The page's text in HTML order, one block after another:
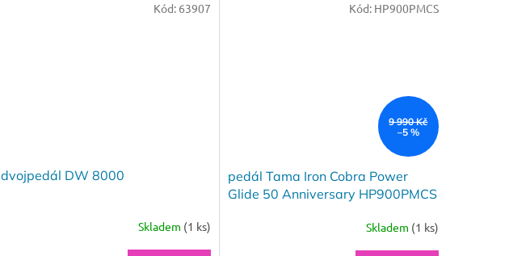
dvojpedál DW 8000
Skladem (1 ks)
Kód: 63907
9 990 Kč
–5 %
pedál Tama Iron Cobra Power
Glide 50 Anniversary HP900PMCS
Skladem (1 ks)
Kód: HP900PMCS